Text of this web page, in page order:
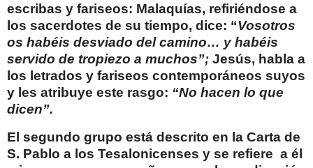
escribas y fariseos: Malaquías, refiriéndose a
los sacerdotes de su tiempo, dice: “Vosotros
os habéis desviado del camino… y habéis
servido de tropiezo a muchos”; Jesús, habla a
los letrados y fariseos contemporáneos suyos
y les atribuye este rasgo: “No hacen lo que
dicen”.
El segundo grupo está descrito en la Carta de
S. Pablo a los Tesalonicenses y se refiere a él